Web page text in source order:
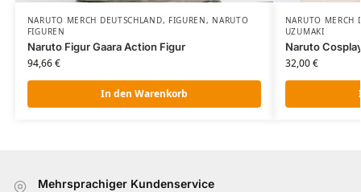
NARUTO MERCH DEUTSCHLAND, FIGUREN, NARUTO
FIGUREN
Naruto Figur Gaara Action Figur
94,66€
In den Warenkorb
NARUTO MERCH
UZUMAKI
Naruto
32,00€
Mehrsprachiger Kundenservice